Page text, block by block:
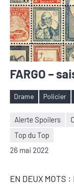
FARGO –
Étiquettes
Drame Policier
Alerte Spoilers
Top du Top
26 mai 2022
Nicolas
Auger
Aucun
commentaire
EN DEUX MOTS